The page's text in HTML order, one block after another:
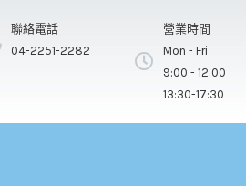
聯絡電話
04-2251-2282
營業時間
Mon - Fri
9:00 - 12:00
13:30-17:30